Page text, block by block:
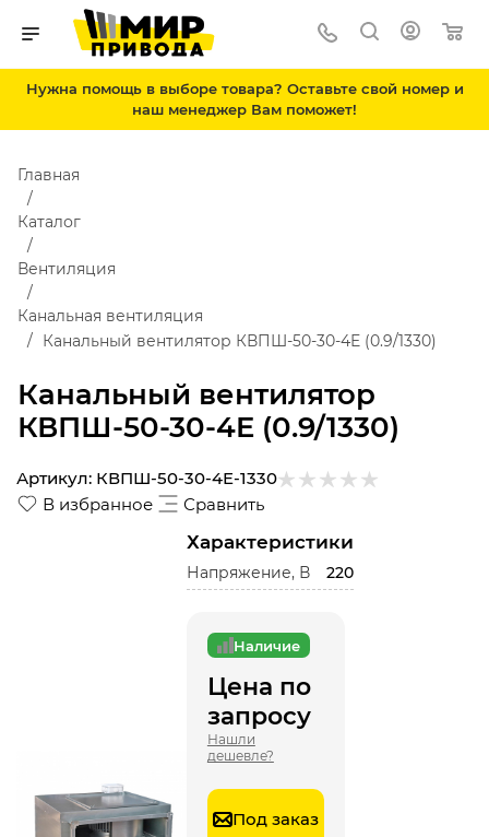
Нужна помощь в выборе товара? Оставьте свой номер и
наш менеджер Вам поможет!
Канальный вентилятор
КВПШ-50-30-4E (0.9/1330)
Главная
Каталог
Вентиляция
Канальная вентиляция
Канальный вентилятор КВПШ-50-30-4E (0.9/1330)
В избранное Сравнить
Артикул: КВПШ-50-30-4E-1330
Характеристики
Напряжение, В 220
Наличие
Цена по
запросу
Нашли
дешевле?
Под заказ